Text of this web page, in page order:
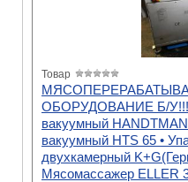
Товар
ОБОРУДОВАНИЕ Б/У!!!
вакуумный
вакуумный HTS 65 •
двухкамерный
Мясомассажер ELLER